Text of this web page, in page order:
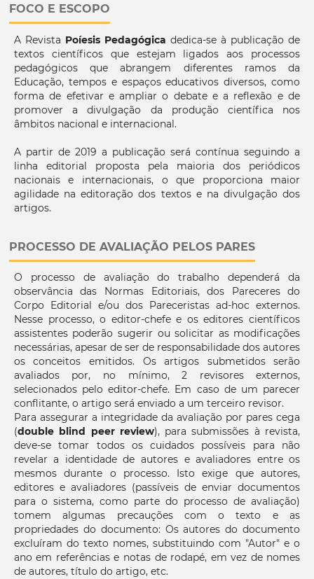
FOCO E ESCOPO
A Revista Poíesis Pedagógica dedica-se à publicação de
textos científicos que estejam ligados aos processos
pedagógicos que abrangem diferentes ramos da
Educação, tempos e espaços educativos diversos, como
forma de efetivar e ampliar o debate e a reflexão e de
promover a divulgação da produção científica nos
âmbitos nacional e internacional.
A partir de 2019 a publicação será contínua seguindo a
linha editorial proposta pela maioria dos periódicos
nacionais e internacionais, o que proporciona maior
agilidade na editoração dos textos e na divulgação dos
artigos.
PROCESSO DE AVALIAÇÃO PELOS PARES
O processo de avaliação do trabalho dependerá da
observância das Normas Editoriais, dos Pareceres do
Corpo Editorial e/ou dos Pareceristas ad-hoc externos.
Nesse processo, o editor-chefe e os editores científicos
assistentes poderão sugerir ou solicitar as modificações
necessárias, apesar de ser de responsabilidade dos autores
os conceitos emitidos. Os artigos submetidos serão
avaliados por, no mínimo, 2 revisores externos,
selecionados pelo editor-chefe. Em caso de um parecer
conflitante, o artigo será enviado a um terceiro revisor.
Para assegurar a integridade da avaliação por pares cega
(double blind peer review), para submissões à revista,
deve-se tomar todos os cuidados possíveis para não
revelar a identidade de autores e avaliadores entre os
mesmos durante o processo. Isto exige que autores,
editores e avaliadores (passíveis de enviar documentos
para o sistema, como parte do processo de avaliação)
tomem algumas precauções com o texto e as
propriedades do documento: Os autores do documento
excluíram do texto nomes, substituindo com "Autor" e o
ano em referências e notas de rodapé, em vez de nomes
de autores, título do artigo, etc.